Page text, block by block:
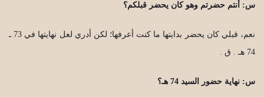
س: أنتم حضرتم وهو كان يحضر قبلكم؟
نعم، قبلي كان يحضر بدايتها ما كنت أعرفها؛ لكن أدري لعل نهايتها في 73 ـ
74 هـ . ق .
س: نهاية حضور السيد 74 هـ؟